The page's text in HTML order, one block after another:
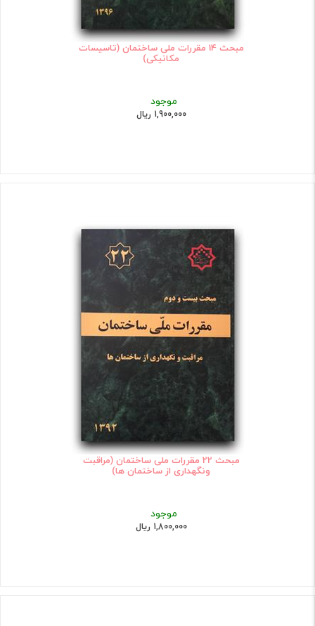
مبحث 14 مقررات ملی ساختمان (تاسیسات
مکانیکی)
موجود
1,900,000 ریال
مبحث 22 مقررات ملی ساختمان (مراقبت
ونگهداری از ساختمان ها)
موجود
1,800,000 ریال